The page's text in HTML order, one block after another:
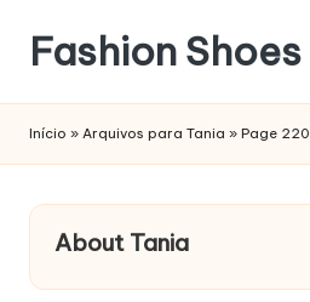
Fashion Shoes
Início » Arquivos para Tania » Page 220
About Tania